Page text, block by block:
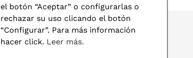
el botón “Aceptar” o configurarlas o
rechazar su uso clicando el botón
“Configurar”. Para más información
hacer click. Leer más.